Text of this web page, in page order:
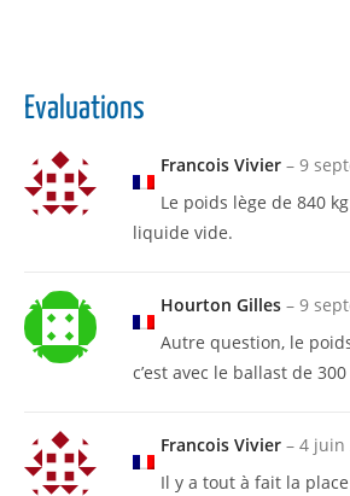
Evaluations
Francois Vivier – 9
Le poids lège de 840
liquide vide.
Hourton Gilles – 9
Autre question, le
c’est avec le ballast de 300
Francois Vivier – 4 juin
Il y a tout à fait la